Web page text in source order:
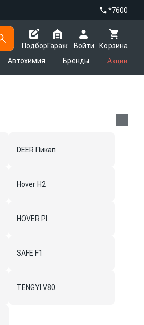
*7600
Подбор
Корзина
Гараж
Войти
Автохимия Бренды Акции
DEER Пикап
Hover H2
HOVER PI
SAFE F1
TENGYI V80